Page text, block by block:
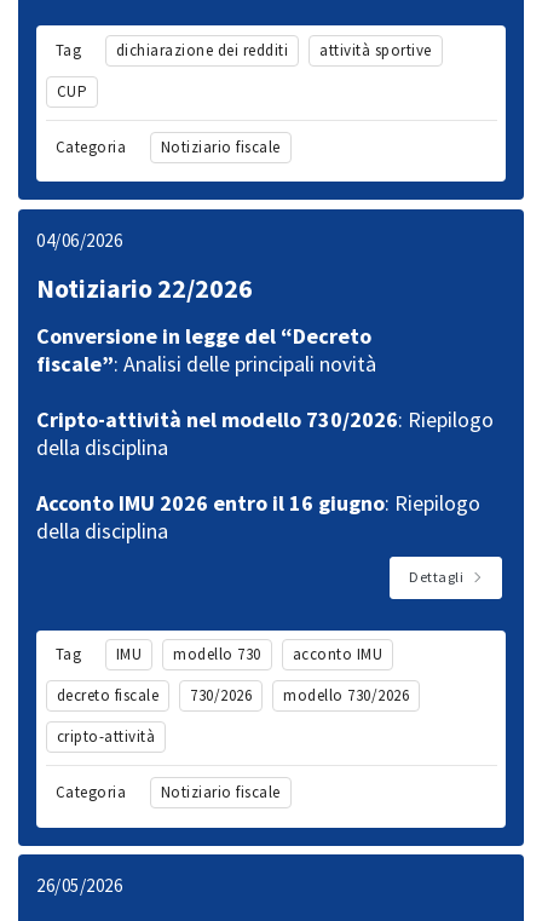
Tag dichiarazione dei redditi
attività sportive
CUP
Categoria Notiziario fiscale
04/06/2026
Notiziario 22/2026
Conversione in legge del “Decreto
fiscale”: Analisi delle principali novità
Cripto-attività nel modello 730/2026: Riepilogo
della disciplina
Acconto IMU 2026 entro il 16 giugno: Riepilogo
della disciplina
Dettagli
Tag IMU modello 730
acconto IMU
decreto fiscale
730/2026
modello 730/2026
cripto-attività
Categoria Notiziario fiscale
26/05/2026